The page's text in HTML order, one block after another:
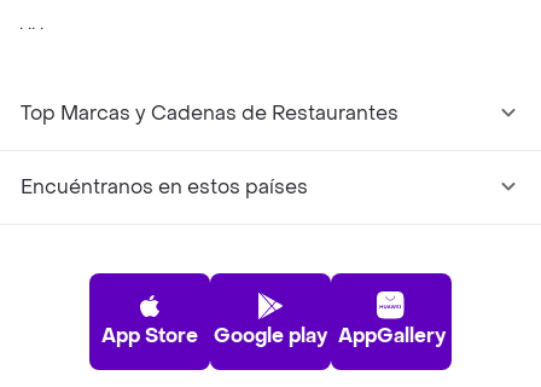
. .. .
Top Marcas y Cadenas de Restaurantes
Encuéntranos en estos países
App Store Google play AppGallery